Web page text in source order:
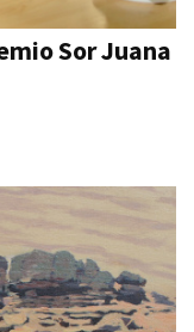
Sor Juana